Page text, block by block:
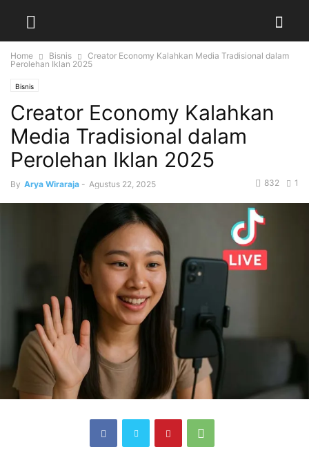
Home Bisnis
Creator Economy Kalahkan Media Tradisional dalam
Perolehan Iklan 2025
Bisnis
Creator Economy Kalahkan
Media Tradisional dalam
Perolehan Iklan 2025
By Arya Wiraraja - Agustus 22, 2025 1
832